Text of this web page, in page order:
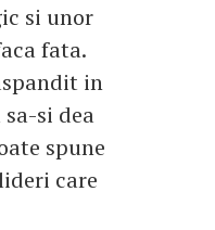
si unor
fata.
in
si dea
spune
care